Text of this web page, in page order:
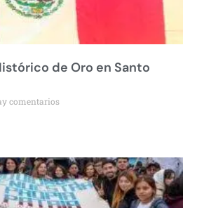
de Oro en Santo
comentarios